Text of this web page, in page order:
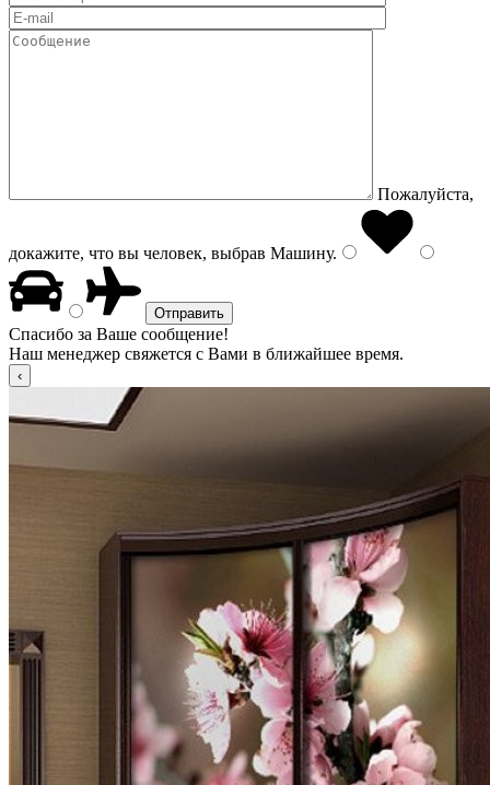
Пожалуйста,
докажите, что вы человек, выбрав Машину.
Спасибо за Ваше сообщение!
Наш менеджер свяжется с Вами в ближайшее время.